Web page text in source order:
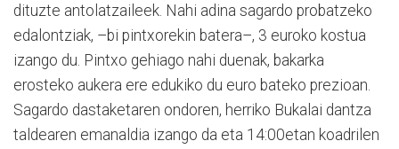
dituzte antolatzaileek. Nahi adina sagardo probatzeko
edalontziak, –bi pintxorekin batera–, 3 euroko kostua
izango du. Pintxo gehiago nahi duenak, bakarka
erosteko aukera ere edukiko du euro bateko prezioan.
Sagardo dastaketaren ondoren, herriko Bukalai dantza
taldearen emanaldia izango da eta 14:00etan koadrilen